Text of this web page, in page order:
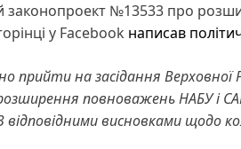
законопроект №13533 про
у Facebook написав п
на засідання Верховної
повноважень НАБУ і
відповідними висновками щодо